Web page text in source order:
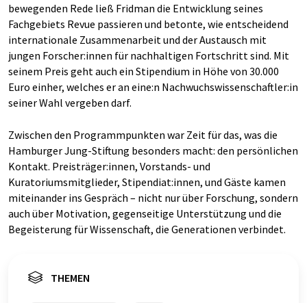
bewegenden Rede ließ Fridman die Entwicklung seines
Fachgebiets Revue passieren und betonte, wie entscheidend
internationale Zusammenarbeit und der Austausch mit
jungen Forscher:innen für nachhaltigen Fortschritt sind. Mit
seinem Preis geht auch ein Stipendium in Höhe von 30.000
Euro einher, welches er an eine:n Nachwuchswissenschaftler:in
seiner Wahl vergeben darf.
Zwischen den Programmpunkten war Zeit für das, was die
Hamburger Jung-Stiftung besonders macht: den persönlichen
Kontakt. Preisträger:innen, Vorstands- und
Kuratoriumsmitglieder, Stipendiat:innen, und Gäste kamen
miteinander ins Gespräch – nicht nur über Forschung, sondern
auch über Motivation, gegenseitige Unterstützung und die
Begeisterung für Wissenschaft, die Generationen verbindet.
THEMEN